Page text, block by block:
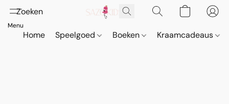
Home Speelgoed Boeken Kraamcadeaus